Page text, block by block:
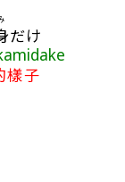
だけ
樣子